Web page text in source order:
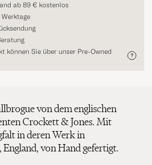
ab 89 € kostenlos
können Sie über unser Pre-Owned
von dem englischen
Crockett & Jones. Mit
in deren Werk in
von Hand gefertigt.